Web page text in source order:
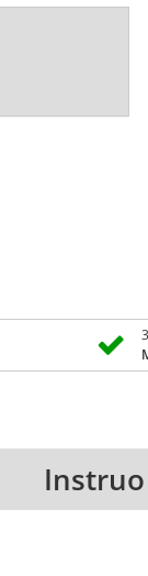
Instruo